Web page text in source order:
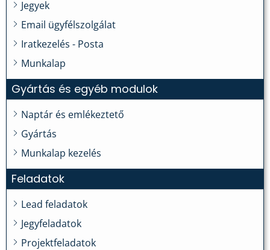
Jegyek
Email ügyfélszolgálat
Iratkezelés - Posta
Munkalap
Gyártás és egyéb modulok
Naptár és emlékeztető
Gyártás
Munkalap kezelés
Feladatok
Lead feladatok
Jegyfeladatok
Projektfeladatok